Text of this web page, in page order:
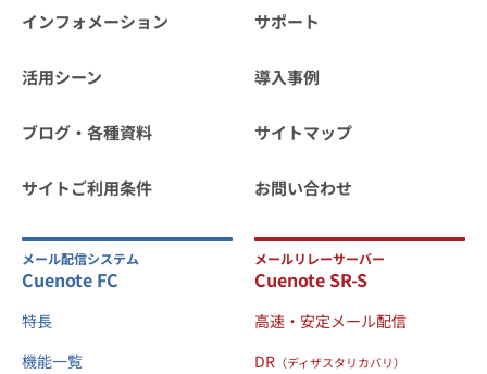
インフォメーション サポート
活用シーン 導入事例
ブログ・各種資料 サイトマップ
サイトご利用条件 お問い合わせ
メール配信システム
Cuenote FC
特長
機能一覧
メールリレーサーバー
Cuenote SR-S
高速・安定メール配信
DR （ディザスタリカバリ）